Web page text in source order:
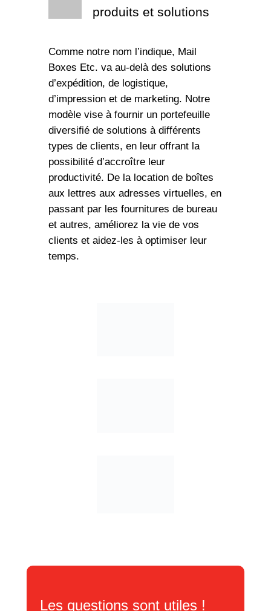
produits et solutions
Comme notre nom l’indique, Mail
Boxes Etc. va au-delà des solutions
d’expédition, de logistique,
d’impression et de marketing. Notre
modèle vise à fournir un portefeuille
diversifié de solutions à différents
types de clients, en leur offrant la
possibilité d’accroître leur
productivité. De la location de boîtes
aux lettres aux adresses virtuelles, en
passant par les fournitures de bureau
et autres, améliorez la vie de vos
clients et aidez-les à optimiser leur
temps.
Les questions sont utiles !